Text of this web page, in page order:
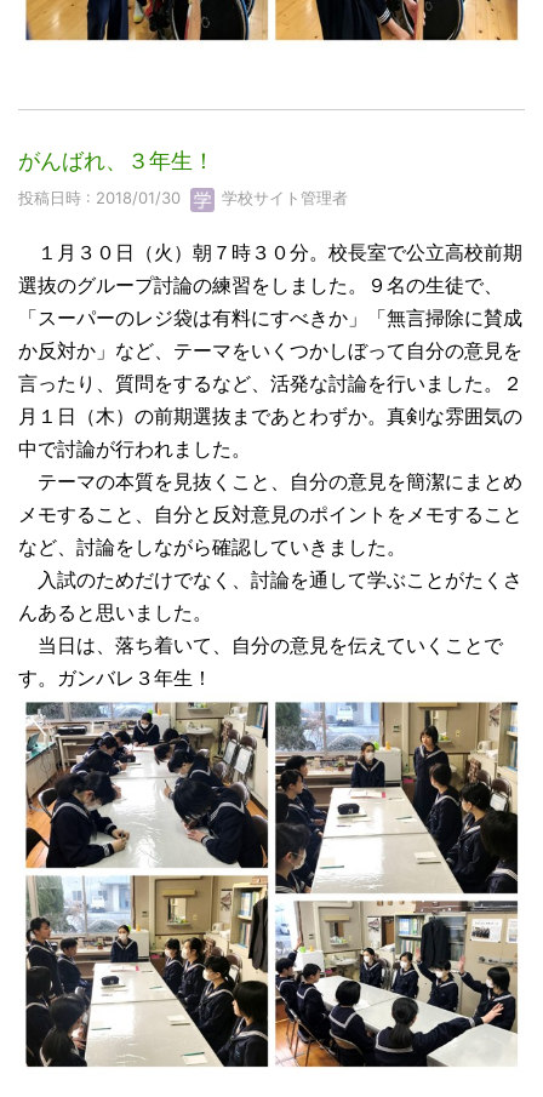
がんばれ、３年生！
投稿日時 : 2018/01/30 学校サイト管理者
１月３０日（火）朝７時３０分。校長室で公立高校前期
選抜のグループ討論の練習をしました。９名の生徒で、
「スーパーのレジ袋は有料にすべきか」「無言掃除に賛成
か反対か」など、テーマをいくつかしぼって自分の意見を
言ったり、質問をするなど、活発な討論を行いました。２
月１日（木）の前期選抜まであとわずか。真剣な雰囲気の
中で討論が行われました。
テーマの本質を見抜くこと、自分の意見を簡潔にまとめ
メモすること、自分と反対意見のポイントをメモすること
など、討論をしながら確認していきました。
入試のためだけでなく、討論を通して学ぶことがたくさ
んあると思いました。
当日は、落ち着いて、自分の意見を伝えていくことで
す。ガンバレ３年生！